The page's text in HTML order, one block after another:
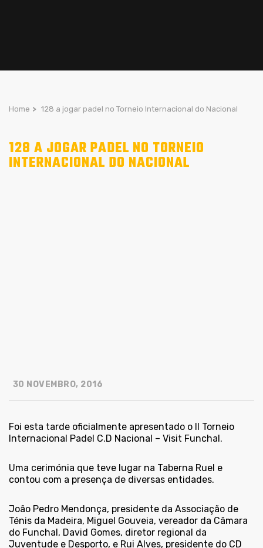
Home > 128 a jogar padel no Torneio Internacional do Nacional
128 A JOGAR PADEL NO TORNEIO
INTERNACIONAL DO NACIONAL
30 NOVEMBRO, 2016
Foi esta tarde oficialmente apresentado o II Torneio
Internacional Padel C.D Nacional – Visit Funchal.
Uma cerimónia que teve lugar na Taberna Ruel e
contou com a presença de diversas entidades.
João Pedro Mendonça, presidente da Associação de
Ténis da Madeira, Miguel Gouveia, vereador da Câmara
do Funchal, David Gomes, diretor regional da
Juventude e Desporto, e Rui Alves, presidente do CD